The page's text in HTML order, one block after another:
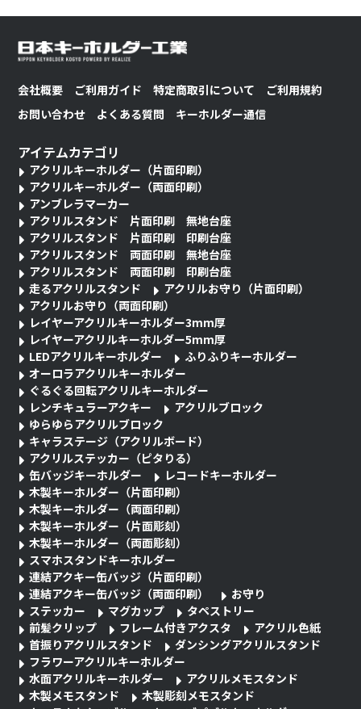
会社概要 ご利用ガイド 特定商取引について
ご利用規約
お問い合わせ
よくある質問 キーホルダー通信
アイテムカテゴリ
アクリルキーホルダー（片面印刷）
アクリルキーホルダー（両面印刷）
アンブレラマーカー
アクリルスタンド 片面印刷 無地台座
アクリルスタンド 片面印刷 印刷台座
アクリルスタンド 両面印刷 無地台座
アクリルスタンド 両面印刷 印刷台座
走るアクリルスタンド
アクリルお守り（片面印刷）
アクリルお守り（両面印刷）
レイヤーアクリルキーホルダー3mm厚
レイヤーアクリルキーホルダー5mm厚
LEDアクリルキーホルダー
ふりふりキーホルダー
オーロラアクリルキーホルダー
ぐるぐる回転アクリルキーホルダー
レンチキュラーアクキー
アクリルブロック
ゆらゆらアクリルブロック
キャラステージ（アクリルボード）
アクリルステッカー（ピタりる）
缶バッジキーホルダー
レコードキーホルダー
木製キーホルダー（片面印刷）
木製キーホルダー（両面印刷）
木製キーホルダー（片面彫刻）
木製キーホルダー（両面彫刻）
スマホスタンドキーホルダー
連結アクキー缶バッジ（片面印刷）
連結アクキー缶バッジ（両面印刷）
お守り
ステッカー
マグカップ
タペストリー
前髪クリップ
フレーム付きアクスタ
アクリル色紙
首振りアクリルスタンド
ダンシングアクリルスタンド
フラワーアクリルキーホルダー
水面アクリルキーホルダー
アクリルメモスタンド
木製メモスタンド
木製彫刻メモスタンド